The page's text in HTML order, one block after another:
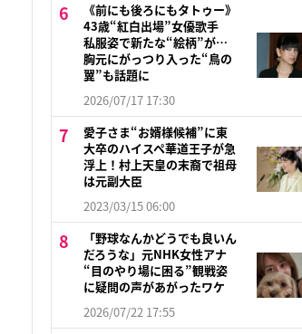
《前にも後ろにもタトゥー》
43歳“紅白出場”女優歌手
私服姿で新たな“絵柄”が…
胸元にがっつり入った“鳥の
翼”も話題に
2026/07/17 17:30
愛子さま“お婿様候補”に東
大卒のハイスペ華道王子が急
浮上！村上天皇の末裔で祖母
は元副大臣
2023/03/15 06:00
「野球なんかどうでも良いん
だろうな」元NHK女性アナ
“目のやり場に困る”観戦姿
に疑問の声があがったワケ
2026/07/22 17:55